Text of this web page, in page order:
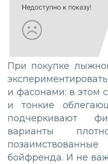
При покупке
экспериментировать
и фасонами: в этом
и тонкие
подчеркивают
варианты
бойфренда. И не